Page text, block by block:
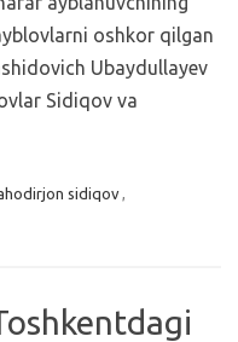
oshkor qilgan
Ubaydullayev
Sidiqov va
sidiqov,